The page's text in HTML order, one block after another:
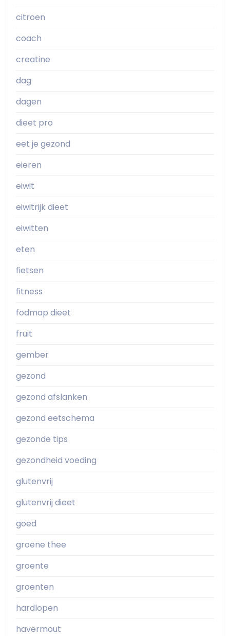
citroen
coach
creatine
dag
dagen
dieet pro
eet je gezond
eieren
eiwit
eiwitrijk dieet
eiwitten
eten
fietsen
fitness
fodmap dieet
fruit
gember
gezond
gezond afslanken
gezond eetschema
gezonde tips
gezondheid voeding
glutenvrij
glutenvrij dieet
goed
groene thee
groente
groenten
hardlopen
havermout